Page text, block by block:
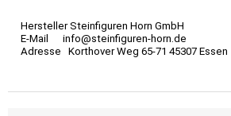
Hersteller Steinfiguren Horn GmbH
E-Mail info@steinfiguren-horn.de
Adresse Korthover Weg 65-71 45307 Essen